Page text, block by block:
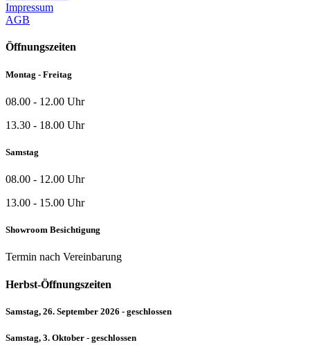
Impressum
AGB
Öffnungszeiten
Montag - Freitag
08.00 - 12.00 Uhr
13.30 - 18.00 Uhr
Samstag
08.00 - 12.00 Uhr
13.00 - 15.00 Uhr
Showroom Besichtigung
Termin nach Vereinbarung
Herbst-Öffnungszeiten
Samstag, 26. September 2026 - geschlossen
Samstag, 3. Oktober - geschlossen